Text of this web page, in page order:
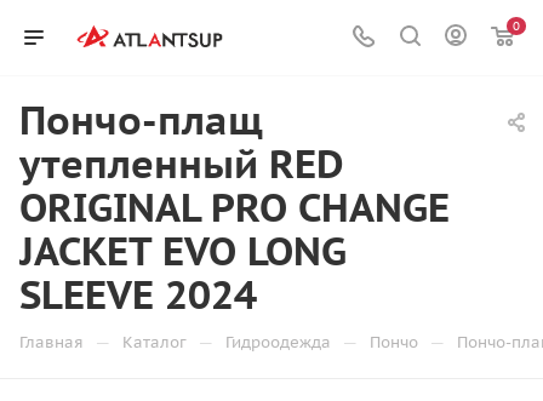
0
Пончо-плащ
утепленный RED
ORIGINAL PRO CHANGE
JACKET EVO LONG
SLEEVE 2024
Главная — Каталог — Гидроодежда — Пончо — Пончо-